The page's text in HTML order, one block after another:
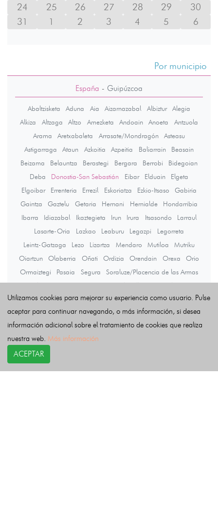
24
25 26 27 28 29
30
31
1 2 3 4 5 6
Por municipio
España - Guipúzcoa
Abaltzisketa Aduna Aia Aizarnazabal Albiztur
Alegia
Alkiza
Altzaga Altzo Amezketa Andoain Anoeta
Antzuola
Arama
Aretxabaleta Arrasate/Mondragón
Asteasu
Astigarraga
Ataun Azkoitia Azpeitia Baliarrain
Beasain
Beizama
Belauntza Berastegi Bergara Berrobi
Bidegoian
Deba
Donostia-San Sebastián Eibar Elduain
Elgeta
Elgoibar
Errenteria Errezil Eskoriatza Ezkio-Itsaso
Gabiria
Gaintza
Gaztelu Getaria Hernani Hernialde
Hondarribia
Ibarra
Idiazabal Ikaztegieta Irun Irura Itsasondo
Larraul
Lasarte-Oria
Lazkao Leaburu Legazpi
Legorreta
Leintz-Gatzaga
Lezo Lizartza Mendaro Mutiloa
Mutriku
Oiartzun
Olaberria Oñati Ordizia Orendain Orexa
Orio
Ormaiztegi
Pasaia Segura
Soraluze/Placencia de las Armas
Zarautz
Zegama Zerain Zestoa Zizurkil
Zumaia
Zumarraga
Utilizamos cookies para mejorar su experiencia como usuario. Pulse
aceptar para continuar navegando, o más información, si desea
información adicional sobre el tratamiento de cookies que realiza
nuestra web. Más información
ACEPTAR